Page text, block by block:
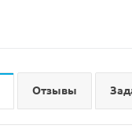
Отзывы